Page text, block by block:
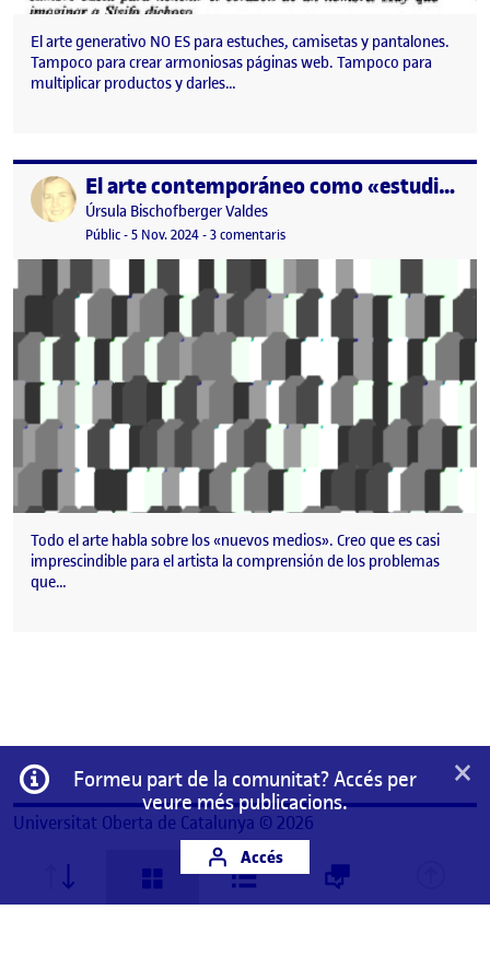
El arte generativo NO ES para estuches, camisetas y pantalones.
Tampoco para crear armoniosas páginas web. Tampoco para
multiplicar productos y darles…
Publicat per El arte contemporáneo como «estudio»: reflexión personal
Publicat per
Úrsula Bischofberger Valdes
Visibilitat:
Públic-Data de publicació
5 Nov. 20246 novembre, 2024 12:27 am
-3 comentarisa El arte contemporáneo como
Todo el arte habla sobre los «nuevos medios». Creo que es casi
imprescindible para el artista la comprensión de los problemas
que…
Informació
Formeu part de la comunitat? Accés per
veure més publicacions.
Accés
×
Universitat Oberta de Catalunya © 2026